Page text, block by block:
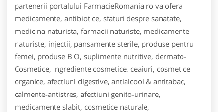
partenerii portalului FarmacieRomania.ro va ofera
medicamente, antibiotice, sfaturi despre sanatate,
medicina naturista, farmacii naturiste, medicamente
naturiste, injectii, pansamente sterile, produse pentru
femei, produse BIO, suplimente nutritive, dermato-
Cosmetice, ingrediente cosmetice, ceaiuri, cosmetice
organice, afectiuni digestive, antialcool & antitabac,
calmente-antistres, afectiuni genito-urinare,
medicamente slabit, cosmetice naturale,